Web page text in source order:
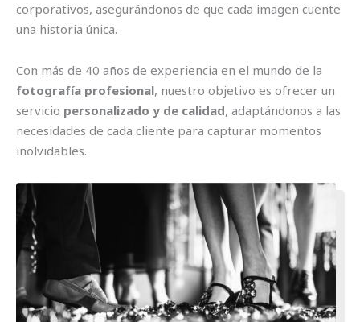
corporativos, asegurándonos de que cada imagen cuente
una historia única.
Con más de 40 años de experiencia en el mundo de la
fotografía profesional, nuestro objetivo es ofrecer un
servicio personalizado y de calidad, adaptándonos a las
necesidades de cada cliente para capturar momentos
inolvidables.